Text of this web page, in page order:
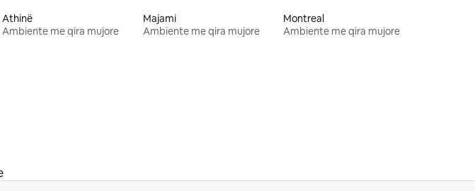
Athinë
Ambiente me qira mujore
Majami
Ambiente me qira mujore
Montreal
Ambiente me qira mujore